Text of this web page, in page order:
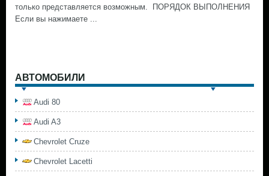
только представляется возможным. ПОРЯДОК ВЫПОЛНЕНИЯ
Если вы нажимаете ...
АВТОМОБИЛИ
Audi 80
Audi A3
Chevrolet Cruze
Chevrolet Lacetti